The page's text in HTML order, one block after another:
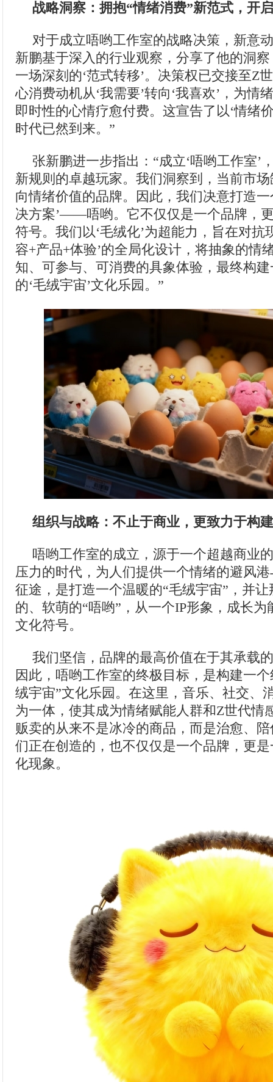
战略洞察：拥抱“情绪消费”新范式，开
对于成立唔哟工作室的战略决策，新意
新鹏基于深入的行业观察，分享了他的洞
一场深刻的‘范式转移’。决策权已交接至Z
心消费动机从‘我需要’转向‘我喜欢’，为情
即时性的心情疗愈付费。这宣告了以‘情绪
时代已然到来。”
张新鹏进一步指出：“成立‘唔哟工作室’
新规则的卓越玩家。我们洞察到，当前市
向情绪价值的品牌。因此，我们决意打造
决方案’——唔哟。它不仅仅是一个品牌，
符号。我们以‘毛绒化’为超能力，旨在对抗
容+产品+体验’的全局化设计，将抽象的情
知、可参与、可消费的具象体验，最终构
的‘毛绒宇宙’文化乐园。”
组织与战略：不止于商业，更致力于构
唔哟工作室的成立，源于一个超越商业
压力的时代，为人们提供一个情绪的避风
征途，是打造一个温暖的“毛绒宇宙”，并
的、软萌的“唔哟”，从一个IP形象，成长
文化符号。
我们坚信，品牌的最高价值在于其承载
因此，唔哟工作室的终极目标，是构建一
绒宇宙”文化乐园。在这里，音乐、社交、
为一体，使其成为情绪赋能人群和Z世代情
贩卖的从来不是冰冷的商品，而是治愈、
们正在创造的，也不仅仅是一个品牌，更
化现象。